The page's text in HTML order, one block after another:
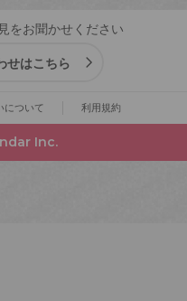
をお聞かせください
せはこちら
について 利用規約
Inc.